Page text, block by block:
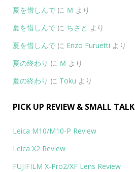
夏を惜しんで に Ｍ より
夏を惜しんで に ちさと より
夏を惜しんで に Enzo Furuetti より
夏の終わり に Ｍ より
夏の終わり に Toku より
PICK UP REVIEW & SMALL TALK
Leica M10/M10-P Review
Leica X2 Review
FUJIFILM X-Pro2/XF Lens Review